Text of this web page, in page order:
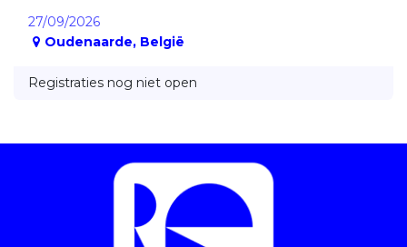
27/09/2026
Oudenaarde, België
Registraties nog niet open